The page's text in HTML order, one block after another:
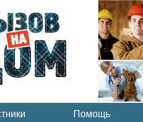
Помощь